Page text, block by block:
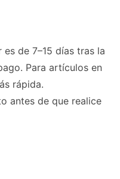
de 7–15 días tras la
Para artículos en
rápida.
antes de que realice